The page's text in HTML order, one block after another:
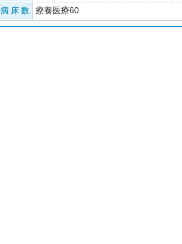
病 床 数 療養医療60